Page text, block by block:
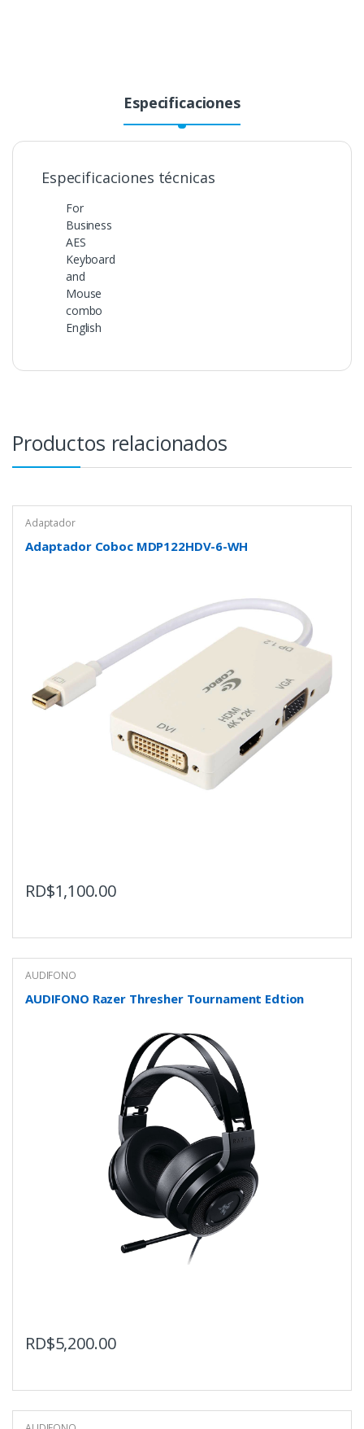
Especificaciones
Especificaciones técnicas
For
Business
AES
Keyboard
and
Mouse
combo
English
Productos relacionados
Adaptador
Adaptador Coboc MDP122HDV-6-WH
RD$1,100.00
AUDIFONO
AUDIFONO Razer Thresher Tournament Edtion
RD$5,200.00